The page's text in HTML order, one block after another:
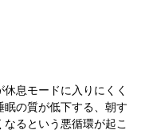
息モードに入りにくく
の質が低下する、朝す
るという悪循環が起こ